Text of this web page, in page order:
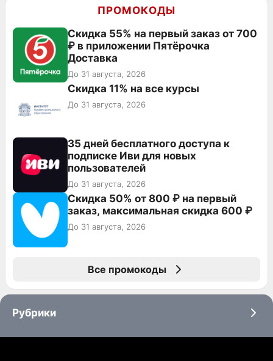
ПРОМОКОДЫ
Скидка 55% на первый заказ от 700
₽ в приложении Пятёрочка
Доставка
До 31 августа, 2026
Скидка 11% на все курсы
До 31 августа, 2026
35 дней бесплатного доступа к
подписке Иви для новых
пользователей
До 31 августа, 2026
Скидка 50% от 800 ₽ на первый
заказ, максимальная скидка 600 ₽
До 31 августа, 2026
Все промокоды
Рубрики